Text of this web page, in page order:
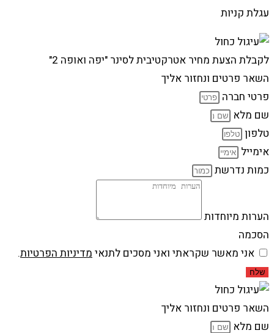
עגלת קניות
לקבלת הצעת מחיר אטרקטיבית לסינר "יפה ואופה 2"
השאר פרטים ונחזור אליך
פרטי חברה
שם מלא
טלפון
אימייל
כמות נדרשת
הערות מיוחדות
הסכמה
אני מאשר שקראתי ואני מסכים לתנאימדיניות הפרטיות.
שלח
השאר פרטים ונחזור אליך
שם מלא